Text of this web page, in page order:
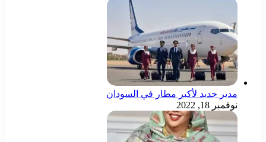
مدير جديد لأكبر مطار في السودان
نوفمبر 18, 2022